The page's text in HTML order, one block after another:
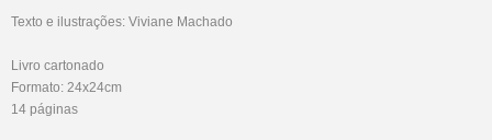
Texto e ilustrações: Viviane Machado
Livro cartonado
Formato: 24x24cm
14 páginas